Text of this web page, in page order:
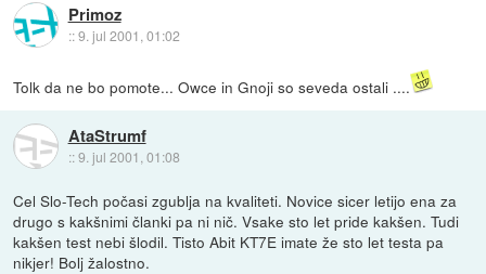
Primoz
::9. jul 2001, 01:02
Tolk da ne bo pomote... Owce in Gnoji so seveda ostali ....
AtaStrumf
::9. jul 2001, 01:08
Cel Slo-Tech počasi zgublja na kvaliteti. Novice sicer letijo ena za
drugo s kakšnimi članki pa ni nič. Vsake sto let pride kakšen. Tudi
kakšen test nebi šlodil. Tisto Abit KT7E imate že sto let testa pa
nikjer! Bolj žalostno.